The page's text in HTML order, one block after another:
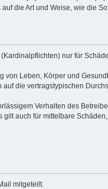
die Art und Weise, wie die
nur für
von Leben, Körper und
die vertragstypischen
Verhalten des
auch für mittelbare
mitgeteilt.